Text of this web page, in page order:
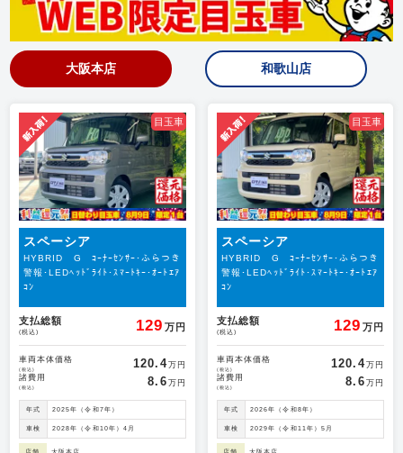
大阪本店 和歌山店
目玉車
スペーシア
HYBRID G ｺｰﾅｰｾﾝｻｰ･ふらつき
警報･LEDﾍｯﾄﾞﾗｲﾄ･ｽﾏｰﾄｷｰ･ｵｰﾄｴｱ
ｺﾝ
支払総額
(税込) 129 万円
車両本体価格
(税込) 120.4万円
諸費用
(税込) 8.6 万円
年式 2025年（令和7年）
車検 2028年（令和10年）4月
店舗 大阪本店
目玉車
スペーシア
HYBRID G ｺｰﾅｰｾﾝｻｰ･ふらつき
警報･LEDﾍｯﾄﾞﾗｲﾄ･ｽﾏｰﾄｷｰ･ｵｰﾄｴｱ
ｺﾝ
支払総額
(税込) 129 万円
車両本体価格
(税込) 120.4万円
諸費用
(税込) 8.6 万円
年式 2026年（令和8年）
車検 2029年（令和11年）5月
店舗 大阪本店